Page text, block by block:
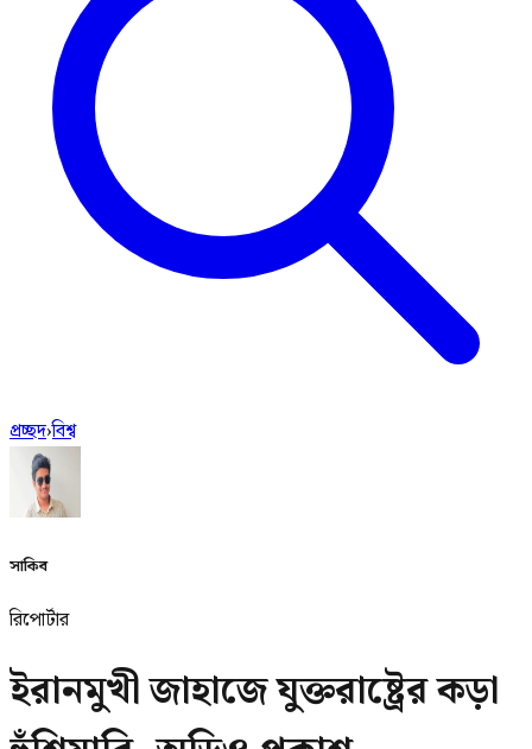
প্রচ্ছদ›বিশ্ব
সাকিব
রিপোর্টার
ইরানমুখী জাহাজে যুক্তরাষ্ট্রের কড়া